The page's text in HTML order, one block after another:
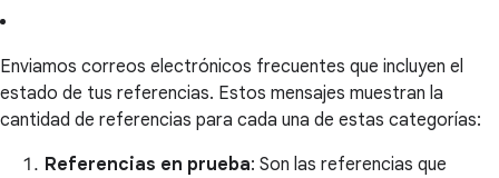
Enviamos correos electrónicos frecuentes que incluyen el
estado de tus referencias. Estos mensajes muestran la
cantidad de referencias para cada una de estas categorías:
Referencias en prueba: Son las referencias que